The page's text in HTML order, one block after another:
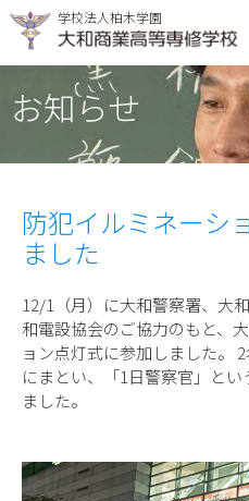
学校法人柏木学園
お知らせ
防犯イルミネーシ
ました
12/1（月）に大和警察署、大
和電設協会のご協力のもと、
ョン点灯式に参加しました。
にまとい、「1日警察官」と
ました。